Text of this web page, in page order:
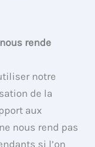
rende
notre
de la
aux
nous rend pas
si l’on